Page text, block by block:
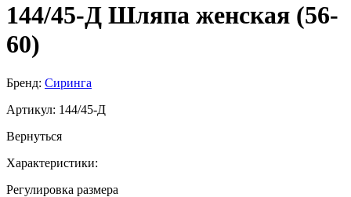
144/45-Д Шляпа женская (56-
60)
Бренд: Сиринга
Артикул: 144/45-Д
Вернуться
Характеристики:
Регулировка размера